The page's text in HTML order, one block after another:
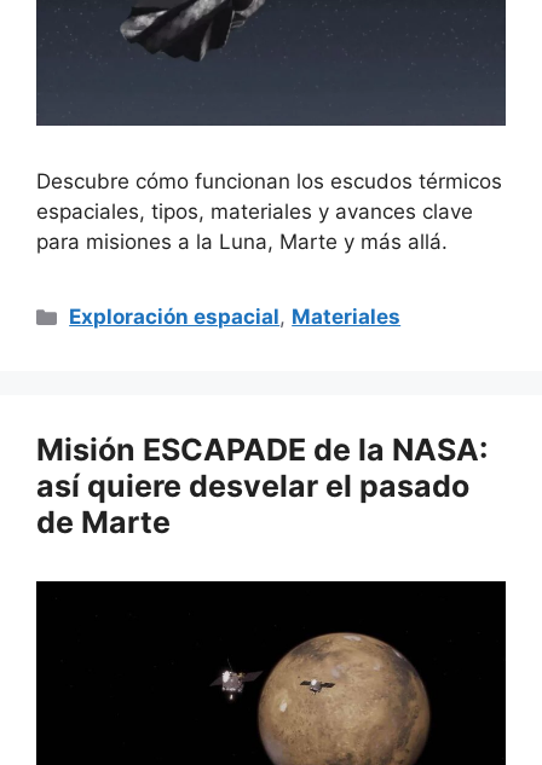
Descubre cómo funcionan los escudos térmicos
espaciales, tipos, materiales y avances clave
para misiones a la Luna, Marte y más allá.
Categorías
Exploración espacial, Materiales
Misión ESCAPADE de la NASA:
así quiere desvelar el pasado
de Marte